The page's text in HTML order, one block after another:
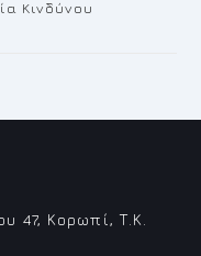
Κινδύνου
47, Κορωπί, Τ.Κ.